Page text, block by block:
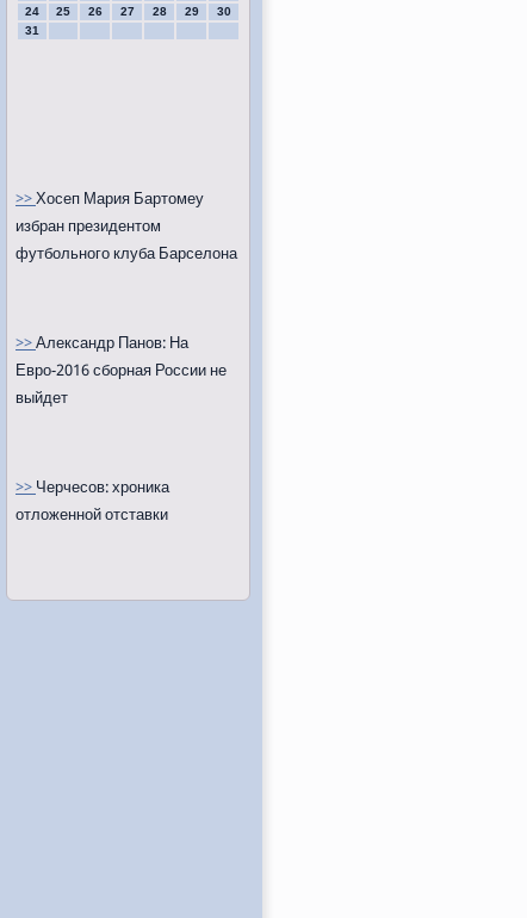
24
25 26 27 28 29
30
31
>>Хосеп Мария Бартомеу
избран президентом
футбольного клуба Барселона
>>Александр Панов: На
Евро-2016 сборная России не
выйдет
>>Черчесов: хроника
отложенной отставки